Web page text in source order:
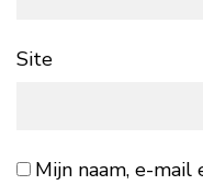
Site
Mijn naam, e-mail